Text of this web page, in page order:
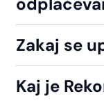
Zakaj se
Kaj je